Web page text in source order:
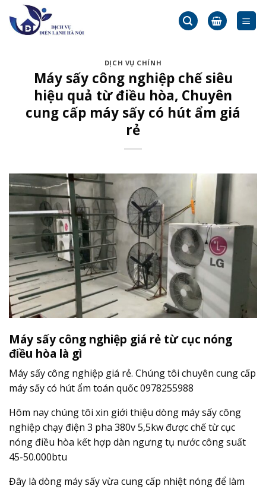
content
DỊCH VỤ CHÍNH
Máy sấy công nghiệp chế siêu
hiệu quả từ điều hòa, Chuyên
cung cấp máy sấy có hút ẩm giá
rẻ
Máy sấy công nghiệp giá rẻ từ cục nóng
điều hòa là gì
Máy sấy công nghiệp giá rẻ. Chúng tôi chuyên cung cấp
máy sấy có hút ẩm toán quốc 0978255988
Hôm nay chúng tôi xin giới thiệu dòng máy sấy công
nghiệp chạy điện 3 pha 380v 5,5kw được chế từ cục
nóng điều hòa kết hợp dàn ngưng tụ nước công suất
45-50.000btu
Đây là dòng máy sấy vừa cung cấp nhiệt nóng để làm